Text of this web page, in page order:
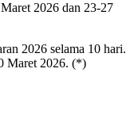
2026 dan 23-27
2026 selama 10 hari.
Maret 2026. (*)